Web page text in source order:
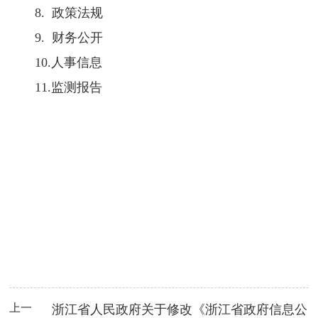
8. 政策法规
9. 财务公开
10.人事信息
11.监测报告
上一 浙江省人民政府关于修改《浙江省政府信息公